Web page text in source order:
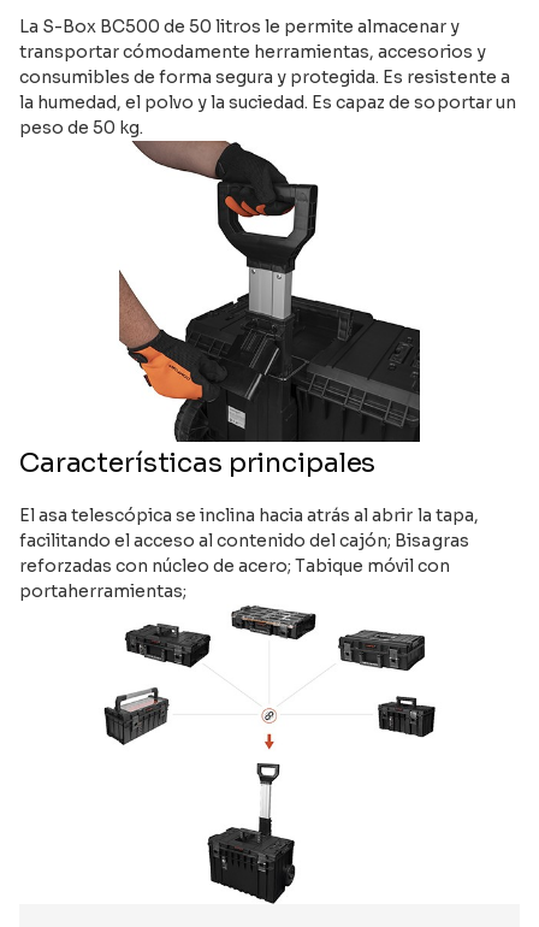
La S-Box BC500 de 50 litros le permite almacenar y
transportar cómodamente herramientas, accesorios y
consumibles de forma segura y protegida. Es resistente a
la humedad, el polvo y la suciedad. Es capaz de soportar un
peso de 50 kg.
Características principales
El asa telescópica se inclina hacia atrás al abrir la tapa,
facilitando el acceso al contenido del cajón; Bisagras
reforzadas con núcleo de acero; Tabique móvil con
portaherramientas;